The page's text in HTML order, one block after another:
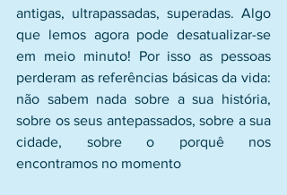
antigas, ultrapassadas, superadas. Algo
que lemos agora pode desatualizar-se
em meio minuto! Por isso as pessoas
perderam as referências básicas da vida:
não sabem nada sobre a sua história,
sobre os seus antepassados, sobre a sua
cidade, sobre o porquê nos
encontramos no momento